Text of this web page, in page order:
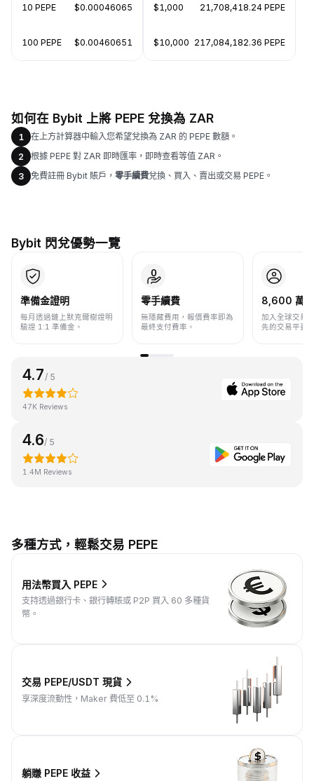
10 PEPE $0.00046065
100 PEPE $0.00460651
$1,000 21,708,418.24 PEPE
$10,000 217,084,182.36 PEPE
如何在 Bybit 上將 PEPE 兌換為 ZAR
1
在上方計算器中輸入您希望兌換為 ZAR 的 PEPE 數額。
2
根據 PEPE 對 ZAR 即時匯率，即時查看等值 ZAR。
3
免費註冊 Bybit 賬戶， 零手續費兌換、買入、賣出或交易 PEPE。
Bybit 閃兌優勢一覽
準備金證明
每月透過鏈上默克爾樹證明
驗證 1:1 準備金。
零手續費
無隱藏費用，報價費率即為
最終支付費率。
8,600 萬+
加入全球交易
先的交易平臺
4.7/ 5
47K Reviews
4.6/ 5
1.4M Reviews
多種方式，輕鬆交易 PEPE
用法幣買入 PEPE
支持透過銀行卡、銀行轉賬或 P2P 買入 60 多種貨
幣。
交易 PEPE/USDT 現貨
享深度流動性，Maker 費低至 0.1%
躺賺 PEPE 收益